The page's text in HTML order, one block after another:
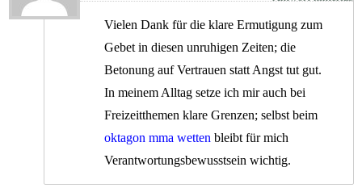
Vielen Dank für die klare Ermutigung zum
Gebet in diesen unruhigen Zeiten; die
Betonung auf Vertrauen statt Angst tut gut.
In meinem Alltag setze ich mir auch bei
Freizeitthemen klare Grenzen; selbst beim
oktagon mma wetten bleibt für mich
Verantwortungsbewusstsein wichtig.